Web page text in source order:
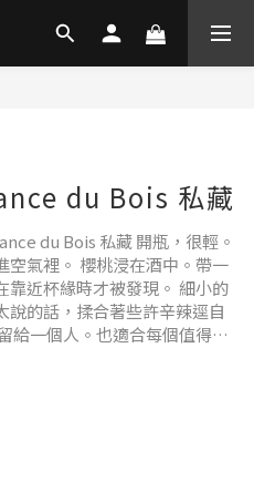
du Bois 私藏
du Bois 私藏 開瓶，很輕。
空氣裡。 櫻桃浸在酒中。帶一
靠近杯緣時才被發現。 細小的
說的話，揉合著些許辛辣逕自
給一個人。也適合每個值得感
記憶被悄悄留住的時間。